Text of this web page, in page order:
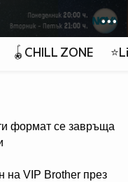
🪀CHILL ZONE
формат се завръща
на VIP Brother през